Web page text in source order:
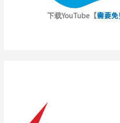
下载YouTube【需要